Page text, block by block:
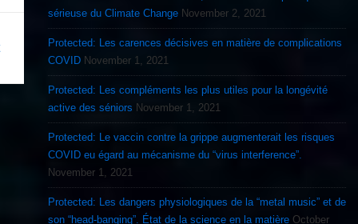
sérieuse du Climate Change November 2, 2021
Protected: Les carences décisives en matière de complications
COVID November 1, 2021
Protected: Les compléments les plus utiles pour la longévité
active des séniors November 1, 2021
Protected: Le vaccin contre la grippe augmenterait les risques
COVID eu égard au mécanisme du “virus interference”.
November 1, 2021
Protected: Les dangers physiologiques de la “metal music” et de
son “head-banging”. État de la science en la matière October